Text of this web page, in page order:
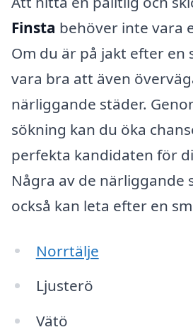
Finsta behöver inte vara
Om du är på jakt efter en
vara bra att även
närliggande städer.
sökning kan du öka
perfekta kandidaten för
Några av de närliggande
också kan leta efter en
Norrtälje
Ljusterö
Vätö